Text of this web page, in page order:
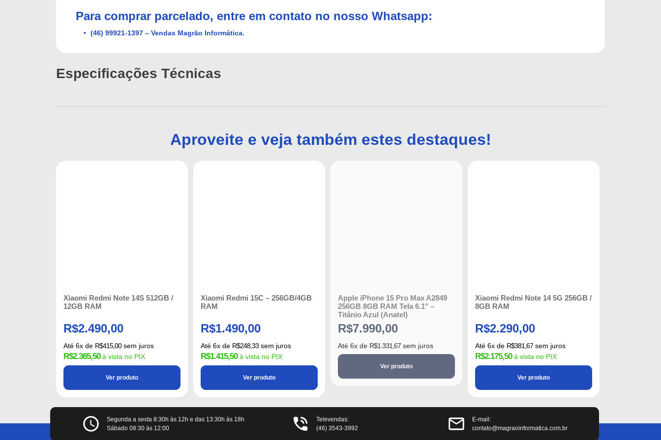
Para comprar parcelado, entre em contato no nosso Whatsapp:
(46) 99921-1397 – Vendas Magrão Informática.
Especificações Técnicas
Aproveite e veja também estes destaques!
Xiaomi Redmi Note 14S 512GB /
12GB RAM
R$2.490,00
Até 6x de R$415,00sem juros
R$2.365,50 à vista no PIX
Ver produto
Xiaomi Redmi 15C – 256GB/4GB
RAM
R$1.490,00
Até 6x de R$248,33sem juros
R$1.415,50 à vista no PIX
Ver produto
Apple iPhone 15 Pro Max A2849
256GB 8GB RAM Tela 6.1″ –
Titânio Azul (Anatel)
R$7.990,00
Até 6x de R$1.331,67sem juros
Ver produto
Xiaomi Redmi Note 14 5G 256GB /
8GB RAM
R$2.290,00
Até 6x de R$381,67sem juros
R$2.175,50 à vista no PIX
Ver produto
Segunda a sexta 8:30h às 12h e das 13:30h às 18h
Sábado 08:30 às 12:00
Televendas:
(46) 3543-3992
E-mail:
contato@magraoinformatica.com.br